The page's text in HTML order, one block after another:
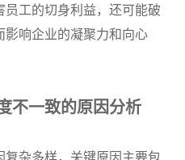
工的切身利益，还可能破
影响企业的凝聚力和向心
不一致的原因分析
复杂多样，关键原因主要包